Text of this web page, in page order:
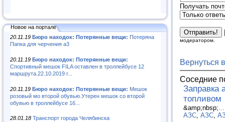
Новое на портале
20.11.19 Бюро находок: Потерянные вещи: Потеряна
Папка для черчения а3
20.11.19 Бюро находок: Потерянные вещи:
Спортивный мешок FILA оставлен в троллейбусе 12
маршрута.22.10.2019 г...
20.11.19 Бюро находок: Потерянные вещи: Мешок
розовый мо второй обувью.Утерен мешок со второй
обувью в троллейбусе 16...
28.01.18 Транспорт города Челябинска
Получать
модератором.
Вернуться
Соседние
Заправка
топливом
&amp;nbsp;
АЗС АЗС